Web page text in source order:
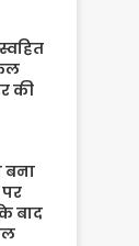
की
बना
बाद